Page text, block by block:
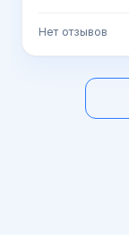
Нет отзывов